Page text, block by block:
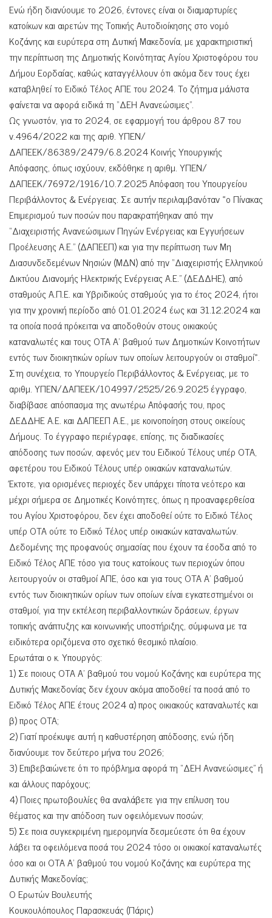
Ενώ ήδη διανύουμε το 2026, έντονες είναι οι διαμαρτυρίες
κατοίκων και αιρετών της Τοπικής Αυτοδιοίκησης στο νομό
Κοζάνης και ευρύτερα στη Δυτική Μακεδονία, με χαρακτηριστική
την περίπτωση της Δημοτικής Κοινότητας Αγίου Χριστοφόρου του
Δήμου Εορδαίας, καθώς καταγγέλλουν ότι ακόμα δεν τους έχει
καταβληθεί το Ειδικό Τέλος ΑΠΕ του 2024. Το ζήτημα μάλιστα
φαίνεται να αφορά ειδικά τη “ΔΕΗ Ανανεώσιμες”.
Ως γνωστόν, για το 2024, σε εφαρμογή του άρθρου 87 του
ν.4964/2022 και της αριθ. ΥΠΕΝ/
ΔΑΠΕΕΚ/86389/2479/6.8.2024 Κοινής Υπουργικής
Απόφασης, όπως ισχύουν, εκδόθηκε η αριθμ. ΥΠΕΝ/
ΔΑΠΕΕΚ/76972/1916/10.7.2025 Απόφαση του Υπουργείου
Περιβάλλοντος & Ενέργειας. Σε αυτήν περιλαμβανόταν «ο Πίνακας
Επιμερισμού των ποσών που παρακρατήθηκαν από την
“Διαχειριστής Ανανεώσιμων Πηγών Ενέργειας και Εγγυήσεων
Προέλευσης Α.Ε.” (ΔΑΠΕΕΠ) και για την περίπτωση των Μη
Διασυνδεδεμένων Νησιών (ΜΔΝ) από την “Διαχειριστής Ελληνικού
Δικτύου Διανομής Ηλεκτρικής Ενέργειας Α.Ε.” (ΔΕΔΔΗΕ), από
σταθμούς Α.Π.Ε. και Υβριδικούς σταθμούς για το έτος 2024, ήτοι
για την χρονική περίοδο από 01.01.2024 έως και 31.12.2024 και
τα οποία ποσά πρόκειται να αποδοθούν στους οικιακούς
καταναλωτές και τους ΟΤΑ Α’ βαθμού των Δημοτικών Κοινοτήτων
εντός των διοικητικών ορίων των οποίων λειτουργούν οι σταθμοί».
Στη συνέχεια, το Υπουργείο Περιβάλλοντος & Ενέργειας, με το
αριθμ. ΥΠΕΝ/ΔΑΠΕΕΚ/104997/2525/26.9.2025 έγγραφο,
διαβίβασε απόσπασμα της ανωτέρω Απόφασής του, προς
ΔΕΔΔΗΕ Α.Ε. και ΔΑΠΕΕΠ Α.Ε., με κοινοποίηση στους οικείους
Δήμους. Το έγγραφο περιέγραφε, επίσης, τις διαδικασίες
απόδοσης των ποσών, αφενός μεν του Ειδικού Τέλους υπέρ ΟΤΑ,
αφετέρου του Ειδικού Τέλους υπέρ οικιακών καταναλωτών.
Έκτοτε, για ορισμένες περιοχές δεν υπάρχει τίποτα νεότερο και
μέχρι σήμερα σε Δημοτικές Κοινότητες, όπως η προαναφερθείσα
του Αγίου Χριστοφόρου, δεν έχει αποδοθεί ούτε το Ειδικό Τέλος
υπέρ ΟΤΑ ούτε το Ειδικό Τέλος υπέρ οικιακών καταναλωτών.
Δεδομένης της προφανούς σημασίας που έχουν τα έσοδα από το
Ειδικό Τέλος ΑΠΕ τόσο για τους κατοίκους των περιοχών όπου
λειτουργούν οι σταθμοί ΑΠΕ, όσο και για τους ΟΤΑ Α’ βαθμού
εντός των διοικητικών ορίων των οποίων είναι εγκατεστημένοι οι
σταθμοί, για την εκτέλεση περιβαλλοντικών δράσεων, έργων
τοπικής ανάπτυξης και κοινωνικής υποστήριξης, σύμφωνα με τα
ειδικότερα οριζόμενα στο σχετικό θεσμικό πλαίσιο.
Ερωτάται ο κ. Υπουργός:
1) Σε ποιους ΟΤΑ Α’ βαθμού του νομού Κοζάνης και ευρύτερα της
Δυτικής Μακεδονίας δεν έχουν ακόμα αποδοθεί τα ποσά από το
Ειδικό Τέλος ΑΠΕ έτους 2024 α) προς οικιακούς καταναλωτές και
β) προς ΟΤΑ;
2) Γιατί προέκυψε αυτή η καθυστέρηση απόδοσης, ενώ ήδη
διανύουμε τον δεύτερο μήνα του 2026;
3) Επιβεβαιώνετε ότι το πρόβλημα αφορά τη “ΔΕΗ Ανανεώσιμες” ή
και άλλους παρόχους;
4) Ποιες πρωτοβουλίες θα αναλάβετε για την επίλυση του
θέματος και την απόδοση των οφειλόμενων ποσών;
5) Σε ποια συγκεκριμένη ημερομηνία δεσμεύεστε ότι θα έχουν
λάβει τα οφειλόμενα ποσά του 2024 τόσο οι οικιακοί καταναλωτές
όσο και οι ΟΤΑ Α’ βαθμού του νομού Κοζάνης και ευρύτερα της
Δυτικής Μακεδονίας;
Ο Ερωτών Βουλευτής
Κουκουλόπουλος Παρασκευάς (Πάρις)